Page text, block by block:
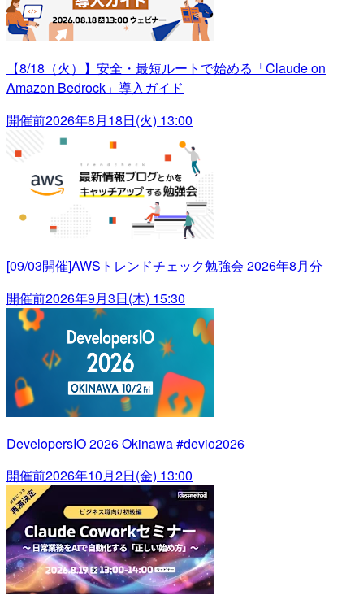
【8/18（火）】安全・最短ルートで始める「Claude on
Amazon Bedrock」導入ガイド
開催前2026年8月18日(火) 13:00
[09/03開催]AWSトレンドチェック勉強会 2026年8月分
開催前2026年9月3日(木) 15:30
DevelopersIO 2026 Okinawa #devio2026
開催前2026年10月2日(金) 13:00